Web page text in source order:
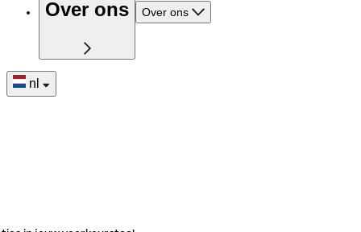
Over ons Over ons
nl